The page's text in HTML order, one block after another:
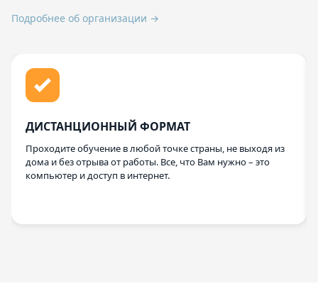
Подробнее об организации →
ДИСТАНЦИОННЫЙ ФОРМАТ
Проходите обучение в любой точке страны, не выходя из
дома и без отрыва от работы. Все, что Вам нужно – это
компьютер и доступ в интернет.